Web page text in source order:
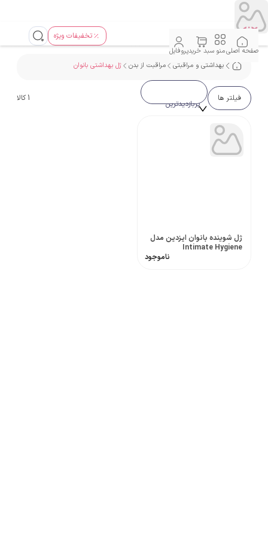
تخفیفات ویژه
صفحه اصلیمنو سبد خریدپروفایل
بهداشتی و مراقبتی
مراقبت از بدن ژل بهداشتی بانوان
پربازدیدترین
فیلتر ها 1 کالا
ژل شوینده بانوان ایزدین مدل
Intimate Hygiene
ناموجود